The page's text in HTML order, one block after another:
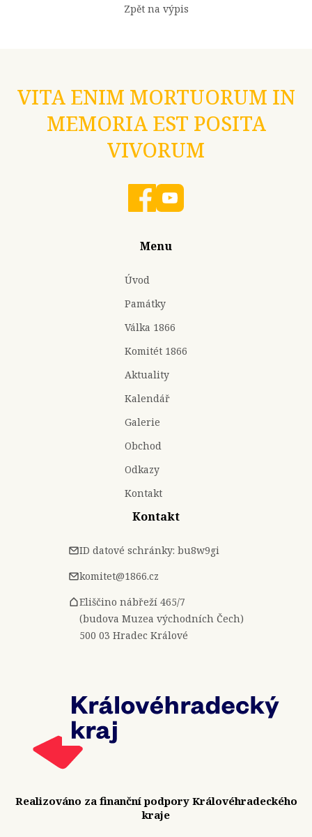
Zpět na výpis
VITA ENIM MORTUORUM IN
MEMORIA EST POSITA
VIVORUM
Menu
Úvod
Památky
Válka 1866
Komitét 1866
Aktuality
Kalendář
Galerie
Obchod
Odkazy
Kontakt
Kontakt
ID datové schránky: bu8w9gi
komitet@1866.cz
Eliščino nábřeží 465/7
(budova Muzea východních Čech)
500 03 Hradec Králové
Realizováno za finanční podpory Královéhradeckého
kraje